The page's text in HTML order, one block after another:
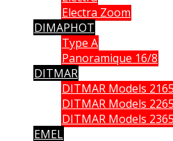
Electra Zoom
DIMAPHOT
Type A
Panoramique 16/8
DITMAR
DITMAR Models
DITMAR Models
DITMAR Models
EMEL